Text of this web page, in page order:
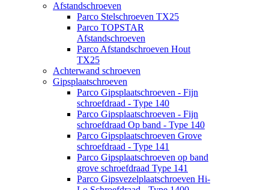
Afstandschroeven
Parco Stelschroeven TX25
Parco TOPSTAR
Afstandschroeven
Parco Afstandschroeven Hout
TX25
Achterwand schroeven
Gipsplaatschroeven
Parco Gipsplaatschroeven - Fijn
schroefdraad - Type 140
Parco Gipsplaatschroeven - Fijn
schroefdraad Op band - Type 140
Parco Gipsplaatschroeven Grove
schroefdraad - Type 141
Parco Gipsplaatschroeven op band
grove schroefdraad Type 141
Parco Gipsvezelplaatschroeven Hi-